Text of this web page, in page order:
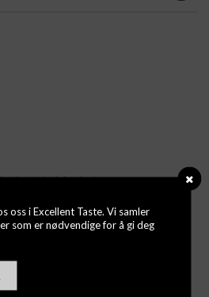
(cookies) for å øke
med Lov om elektronisk
dette under personvern.
36
oss i Excellent Taste. Vi samler
som er nødvendige for å gi deg